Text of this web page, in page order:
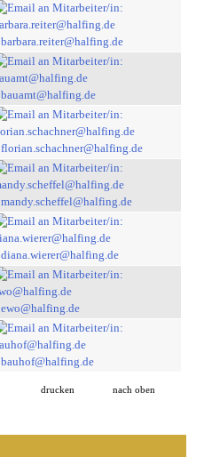
barbara.reiter@halfing.de
bauamt@halfing.de
florian.schachner@halfing.de
mandy.scheffel@halfing.de
diana.wierer@halfing.de
ewo@halfing.de
bauhof@halfing.de
drucken nach oben